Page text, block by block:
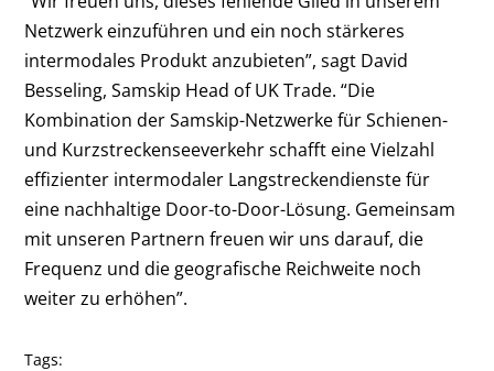
Netzwerk einzuführen und ein noch stärkeres
intermodales Produkt anzubieten”, sagt David
Besseling, Samskip Head of UK Trade. “Die
Kombination der Samskip-Netzwerke für Schienen-
und Kurzstreckenseeverkehr schafft eine Vielzahl
effizienter intermodaler Langstreckendienste für
eine nachhaltige Door-to-Door-Lösung. Gemeinsam
mit unseren Partnern freuen wir uns darauf, die
Frequenz und die geografische Reichweite noch
weiter zu erhöhen”.
Tags: